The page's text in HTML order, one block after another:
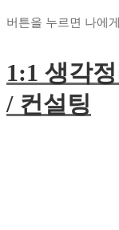
버튼을 누르면 나에
1:1 생각
/ 컨설팅